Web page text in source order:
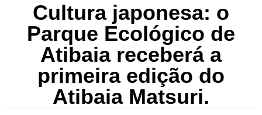
Cultura japonesa: o
Parque Ecológico de
Atibaia receberá a
primeira edição do
Atibaia Matsuri.